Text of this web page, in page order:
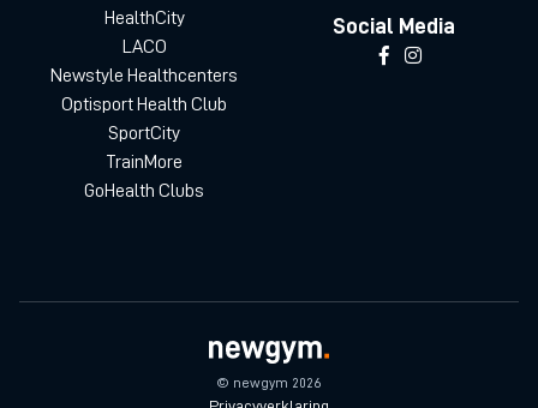
HealthCity
LACO
Newstyle Healthcenters
Optisport Health Club
SportCity
TrainMore
GoHealth Clubs
Social Media
© newgym 2026